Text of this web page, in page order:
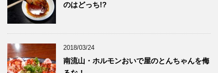
のはどっち!?
2018/03/24
南流山・ホルモンおいで屋のとんちゃんを侮